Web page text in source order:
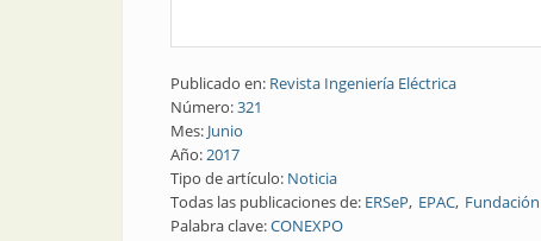
Publicado en: Revista Ingeniería Eléctrica
Número:321
Mes: Junio
Año:2017
Tipo de artículo: Noticia
Todas las publicaciones de: ERSeP EPAC
Palabra clave:CONEXPO